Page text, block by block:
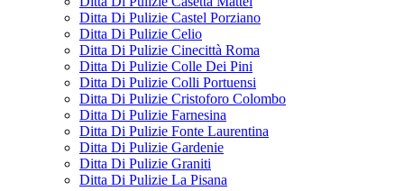
Ditta Di Pulizie Castel Porziano
Ditta Di Pulizie Celio
Ditta Di Pulizie Cinecittà Roma
Ditta Di Pulizie Colle Dei Pini
Ditta Di Pulizie Colli Portuensi
Ditta Di Pulizie Cristoforo Colombo
Ditta Di Pulizie Farnesina
Ditta Di Pulizie Fonte Laurentina
Ditta Di Pulizie Gardenie
Ditta Di Pulizie Graniti
Ditta Di Pulizie La Pisana